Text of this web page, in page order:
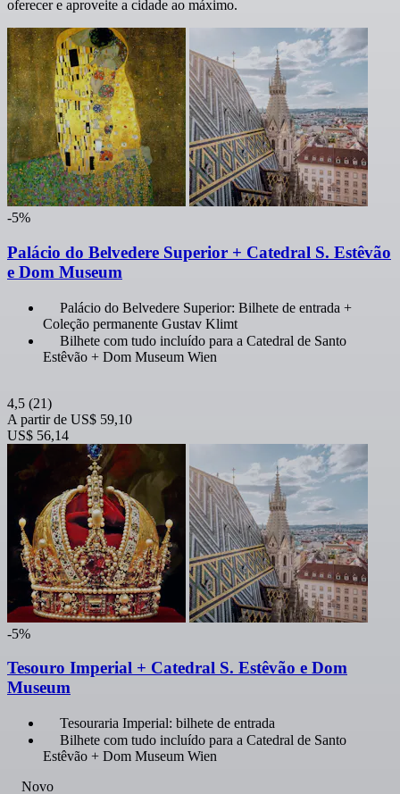
oferecer e aproveite a cidade ao máximo.
-5%
Palácio do Belvedere Superior + Catedral S. Estêvão
e Dom Museum
Palácio do Belvedere Superior: Bilhete de entrada +
Coleção permanente Gustav Klimt
Bilhete com tudo incluído para a Catedral de Santo
Estêvão + Dom Museum Wien
4,5 (21)
A partir de US$ 59,10
US$ 56,14
-5%
Tesouro Imperial + Catedral S. Estêvão e Dom
Museum
Tesouraria Imperial: bilhete de entrada
Bilhete com tudo incluído para a Catedral de Santo
Estêvão + Dom Museum Wien
Novo